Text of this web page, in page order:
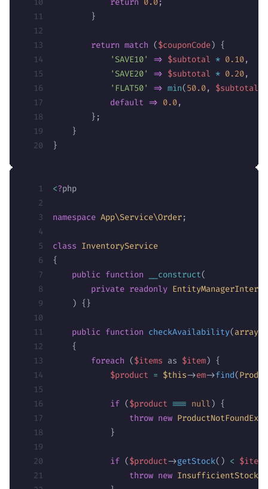
        }
        return
match ($couponCode) {
            'SAVE10'
=> $subtotal * 0.10,
            'SAVE20'
=> $subtotal * 0.20,
            'FLAT50'
=> min(50.0, $subtotal
            default
=> 0.0,
        };
    }
}
<?php
namespace App\Service\Order;
class InventoryService
{
    public
function __construct(
        private
readonly
    ) {}
    public
function checkAvailability(array
    {
        foreach
($items as $item) {
            $product
= $this->em->find(
            if
($product === null) {
                throw
new
            }
            if
($product->getStock() < $item
                throw
new